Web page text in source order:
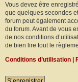
Vous devez être
que quelques secondes
forum peut également
du forum. Avant de vous
de nos conditions
de bien lire tout le
Conditions d’utilisation |